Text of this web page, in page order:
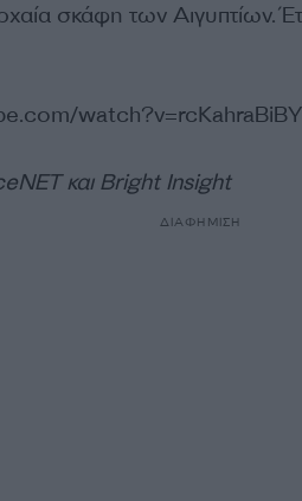
σκάφη των Αιγυπτίων.
watch?v=rcKahraBiBY
και Bright Insight
ΔΙΑΦΗΜΙΣΗ